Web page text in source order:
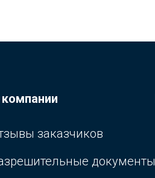
заказчиков
документы